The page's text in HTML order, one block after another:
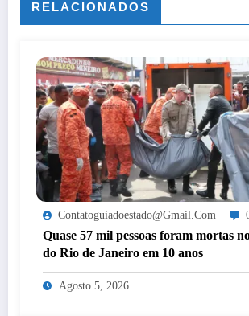
RELACIONADOS
Contatoguiadoestado@gmail.com
Quase 57 mil pessoas foram mortas
do Rio de Janeiro em 10 anos
Agosto 5, 2026